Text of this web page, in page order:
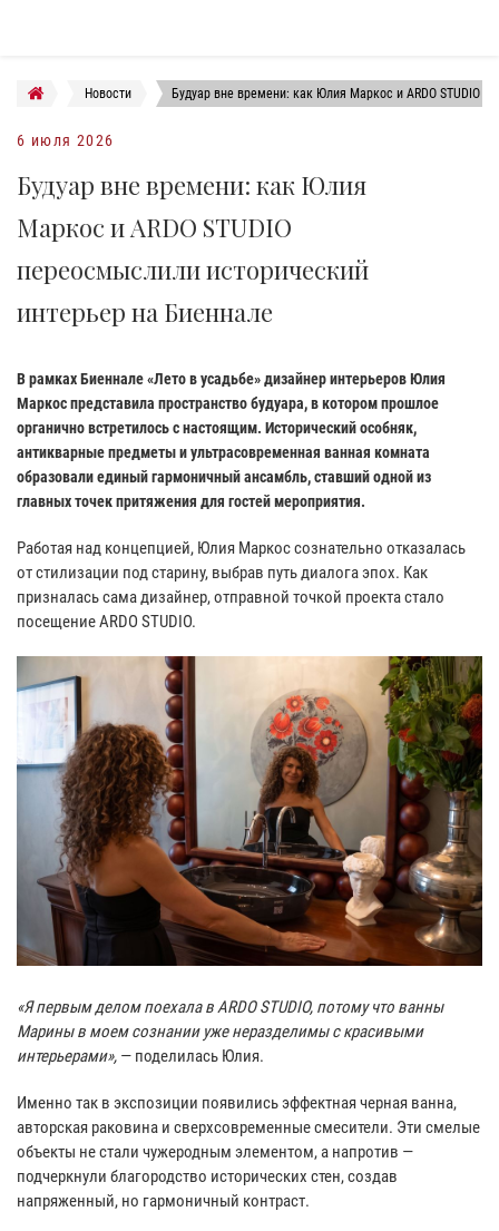
Новости Будуар вне времени: как Юлия Маркос и ARDO STUDIO
6 июля 2026
Будуар вне времени: как Юлия
Маркос и ARDO STUDIO
переосмыслили исторический
интерьер на Биеннале
В рамках Биеннале «Лето в усадьбе» дизайнер интерьеров Юлия
Маркос представила пространство будуара, в котором прошлое
органично встретилось с настоящим. Исторический особняк,
антикварные предметы и ультрасовременная ванная комната
образовали единый гармоничный ансамбль, ставший одной из
главных точек притяжения для гостей мероприятия.
Работая над концепцией, Юлия Маркос сознательно отказалась
от стилизации под старину, выбрав путь диалога эпох. Как
призналась сама дизайнер, отправной точкой проекта стало
посещение ARDO STUDIO.
«Я первым делом поехала в ARDO STUDIO, потому что ванны
Марины в моем сознании уже неразделимы с красивыми
интерьерами», — поделилась Юлия.
Именно так в экспозиции появились эффектная черная ванна,
авторская раковина и сверхсовременные смесители. Эти смелые
объекты не стали чужеродным элементом, а напротив —
подчеркнули благородство исторических стен, создав
напряженный, но гармоничный контраст.